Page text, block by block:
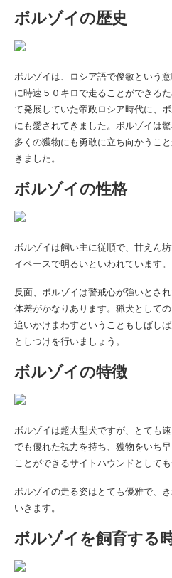
ボルゾイの歴史
ボルゾイは、ロシア語で俊敏という
に時速５０キロで走ることができる
て発展していた帝政ロシア時代に、
にも愛されてきました。ボルゾイは
多くの獲物にも勇敢に立ち向かうこ
きました。
ボルゾイの性格
ボルゾイは飼い主に従順で、甘えん
イペースで明るいといわれています。
反面、ボルゾイは警戒心が強いとさ
体差がかなりあります。猟犬として
追いかけまわすということもしばし
としつけを行いましょう。
ボルゾイの特徴
ボルゾイは超大型犬ですが、とても
でも優れた視力を持ち、獲物をいち
ことができるサイトハウンドとしても
ボルゾイの走る姿はとても優雅で、
いきます。
ボルゾイを飼育する